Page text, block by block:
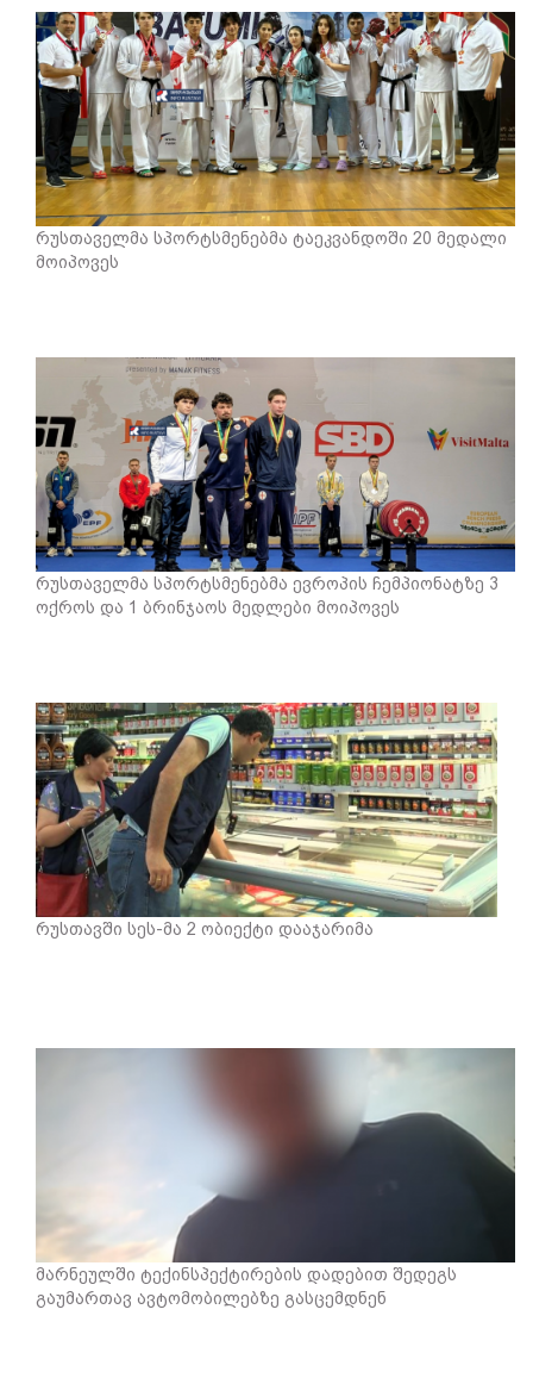
რუსთაველმა სპორტსმენებმა ტაეკვანდოში 20 მედალი
მოიპოვეს
რუსთაველმა სპორტსმენებმა ევროპის ჩემპიონატზე 3
ოქროს და 1 ბრინჯაოს მედლები მოიპოვეს
რუსთავში სეს-მა 2 ობიექტი დააჯარიმა
მარნეულში ტექინსპექტირების დადებით შედეგს
გაუმართავ ავტომობილებზე გასცემდნენ